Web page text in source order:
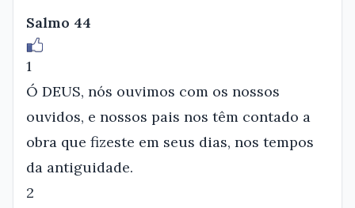
Salmo 44
1
Ó DEUS, nós ouvimos com os nossos
ouvidos, e nossos pais nos têm contado a
obra que fizeste em seus dias, nos tempos
da antiguidade.
2